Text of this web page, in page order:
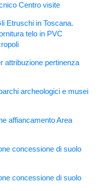
Centro visite
Etruschi in Toscana.
telo in PVC
attribuzione pertinenza
archeologici e musei
affiancamento Area
concessione di suolo
concessione di suolo